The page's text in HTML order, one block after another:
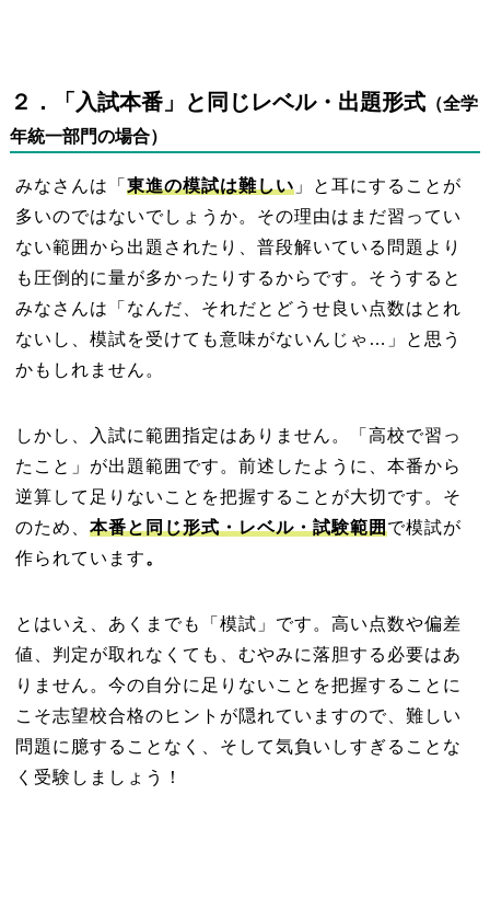
２ ．「入試本番」と同じレベル・出題形式（全学
年統一部門の場合）
みなさんは「 東進の模試は難しい」と耳にすることが
多いのではないでしょうか。その理由はまだ習ってい
ない範囲から出題されたり、普段解いている問題より
も圧倒的に量が多かったりするからです。そうすると
みなさんは「なんだ、それだとどうせ良い点数はとれ
ないし、模試を受けても意味がないんじゃ…」と思う
かもしれません。
しかし、入試に範囲指定はありません。
「高校で習っ
たこと」が出題範囲です。前述したように、本番から
逆算して足りないことを把握することが大切です。そ
のため、 本番と同じ形式・レベル・試験範囲で模試が
作られています。
とはいえ、あくまでも「模試」です。高い点数や偏差
値、判定が取れなくても、むやみに落胆する必要はあ
りません。今の自分に足りないことを把握することに
こそ志望校合格のヒントが隠れていますので、難しい
問題に臆することなく、そして気負いしすぎることな
く受験しましょう！